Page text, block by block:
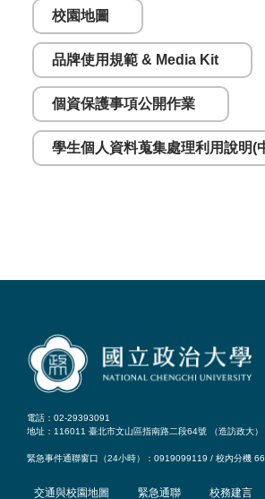
校園地圖
品牌使用規範 & Media Kit
個資保護事項公開作業
學生個人資料蒐集處理利用說明(
電話：02-29393091
地址：116011 臺北市文山區指南路二段64號 （造訪政大）
緊急事件通聯窗口（24小時）：0919099119 / 校內分機
交通與校園地圖 緊急通聯 校務建言